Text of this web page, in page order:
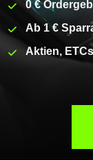
0 €
Ab 1 €
Aktien,